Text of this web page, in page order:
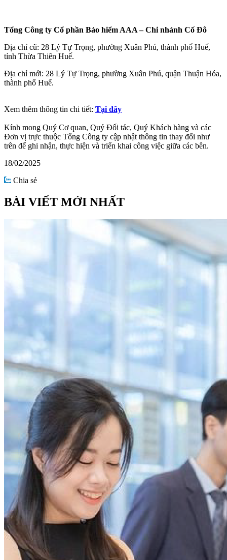
Tổng Công ty Cổ phần Bảo hiểm AAA – Chi nhánh Cố Đô
Địa chỉ cũ: 28 Lý Tự Trọng, phường Xuân Phú, thành phố Huế,
tỉnh Thừa Thiên Huế.
Địa chỉ mới: 28 Lý Tự Trọng, phường Xuân Phú, quận Thuận Hóa,
thành phố Huế.
Xem thêm thông tin chi tiết: Tại đây
Kính mong Quý Cơ quan, Quý Đối tác, Quý Khách hàng và các
Đơn vị trực thuộc Tổng Công ty cập nhật thông tin thay đổi như
trên để ghi nhận, thực hiện và triển khai công việc giữa các bên.
18/02/2025
Chia sẻ
BÀI VIẾT MỚI NHẤT